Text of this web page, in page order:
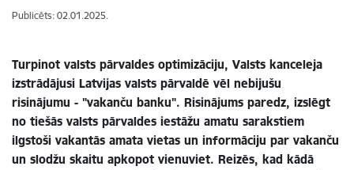
Publicēts: 02.01.2025.
Turpinot valsts pārvaldes optimizāciju, Valsts kanceleja
izstrādājusi Latvijas valsts pārvaldē vēl nebijušu
risinājumu - "vakanču banku". Risinājums paredz, izslēgt
no tiešās valsts pārvaldes iestāžu amatu sarakstiem
ilgstoši vakantās amata vietas un informāciju par vakanču
un slodžu skaitu apkopot vienuviet. Reizēs, kad kādā